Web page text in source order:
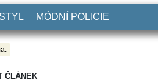
MÓDNÍ POLICIE
ČLÁNEK